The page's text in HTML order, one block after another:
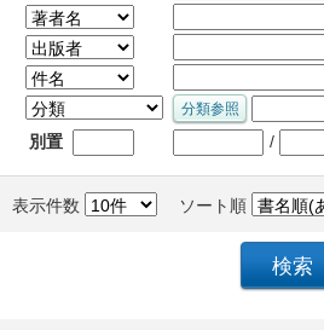
別置 /
表示件数 ソート順